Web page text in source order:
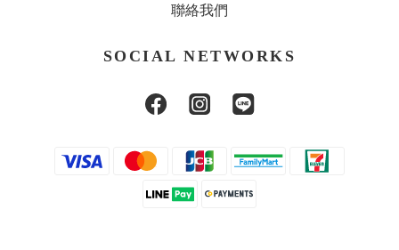
聯絡我們
SOCIAL NETWORKS